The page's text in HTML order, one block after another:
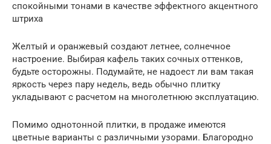
спокойными тонами в качестве эффектного акцентного
штриха
Желтый и оранжевый создают летнее, солнечное
настроение. Выбирая кафель таких сочных оттенков,
будьте осторожны. Подумайте, не надоест ли вам такая
яркость через пару недель, ведь обычно плитку
укладывают с расчетом на многолетнюю эксплуатацию.
Помимо однотонной плитки, в продаже имеются
цветные варианты с различными узорами. Благородно